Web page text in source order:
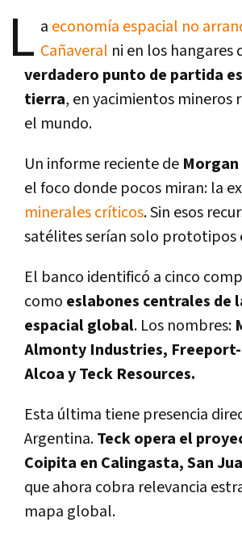
L a economía espacial no
Cañaveral ni en los hangares
verdadero punto de partida
tierra, en yacimientos mineros
el mundo.
Un informe reciente de
el foco donde pocos miran: la
minerales críticos. Sin esos
satélites serían solo prototipos
El banco identificó a cinco
como eslabones centrales de
espacial global. Los nombres:
Almonty Industries,
Alcoa y Teck Resources.
Esta última tiene presencia
Argentina.Teck opera el
Coipita en Calingasta, San
que ahora cobra relevancia
mapa global.